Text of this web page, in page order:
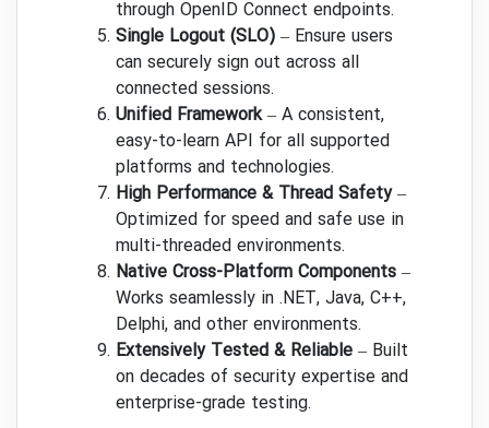
through OpenID Connect endpoints.
Single Logout (SLO) – Ensure users
can securely sign out across all
connected sessions.
Unified Framework– A consistent,
easy-to-learn API for all supported
platforms and technologies.
High Performance & Thread Safety–
Optimized for speed and safe use in
multi-threaded environments.
Native Cross-Platform Components –
Works seamlessly in .NET, Java, C++,
Delphi, and other environments.
Extensively Tested & Reliable – Built
on decades of security expertise and
enterprise-grade testing.